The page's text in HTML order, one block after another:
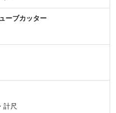
ーブカッター
計尺